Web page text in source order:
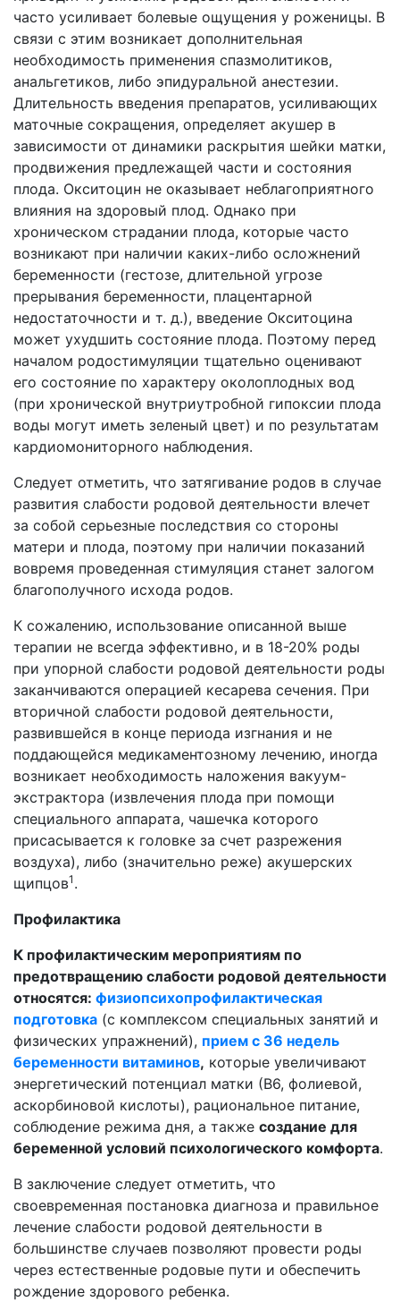
часто усиливает болевые ощущения у роженицы. В
связи с этим возникает дополнительная
необходимость применения спазмолитиков,
анальгетиков, либо эпидуральной анестезии.
Длительность введения препаратов, усиливающих
маточные сокращения, определяет акушер в
зависимости от динамики раскрытия шейки матки,
продвижения предлежащей части и состояния
плода. Окситоцин не оказывает неблагоприятного
влияния на здоровый плод. Однако при
хроническом страдании плода, которые часто
возникают при наличии каких-либо осложнений
беременности (гестозе, длительной угрозе
прерывания беременности, плацентарной
недостаточности и т. д.), введение Окситоцина
может ухудшить состояние плода. Поэтому перед
началом родостимуляции тщательно оценивают
его состояние по характеру околоплодных вод
(при хронической внутриутробной гипоксии плода
воды могут иметь зеленый цвет) и по результатам
кардиомониторного наблюдения.
Следует отметить, что затягивание родов в случае
развития слабости родовой деятельности влечет
за собой серьезные последствия со стороны
матери и плода, поэтому при наличии показаний
вовремя проведенная стимуляция станет залогом
благополучного исхода родов.
К сожалению, использование описанной выше
терапии не всегда эффективно, и в 18-20% роды
при упорной слабости родовой деятельности роды
заканчиваются операцией кесарева сечения. При
вторичной слабости родовой деятельности,
развившейся в конце периода изгнания и не
поддающейся медикаментозному лечению, иногда
возникает необходимость наложения вакуум-
экстрактора (извлечения плода при помощи
специального аппарата, чашечка которого
присасывается к головке за счет разрежения
воздуха), либо (значительно реже) акушерских
щипцов1 .
Профилактика
К профилактическим мероприятиям по
предотвращению слабости родовой деятельности
относятся: физиопсихопрофилактическая
подготовка (с комплексом специальных занятий и
физических упражнений), прием с 36 недель
беременности витаминов, которые увеличивают
энергетический потенциал матки (В6, фолиевой,
аскорбиновой кислоты), рациональное питание,
соблюдение режима дня, а также создание для
беременной условий психологического комфорта.
В заключение следует отметить, что
своевременная постановка диагноза и правильное
лечение слабости родовой деятельности в
большинстве случаев позволяют провести роды
через естественные родовые пути и обеспечить
рождение здорового ребенка.